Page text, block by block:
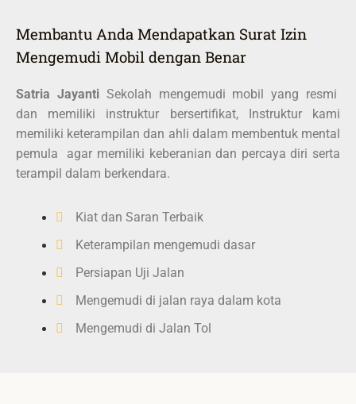
Membantu Anda Mendapatkan Surat Izin
Mengemudi Mobil dengan Benar
Satria JayantiSekolah mengemudi mobil yang resmi
dan memiliki instruktur bersertifikat, Instruktur kami
memiliki keterampilan dan ahli dalam membentuk mental
pemula agar memiliki keberanian dan percaya diri serta
terampil dalam berkendara.
Kiat dan Saran Terbaik
Keterampilan mengemudi dasar
Persiapan Uji Jalan
Mengemudi di jalan raya dalam kota
Mengemudi di Jalan Tol